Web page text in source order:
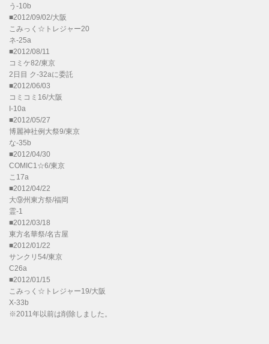
う-10b
■2012/09/02/大阪
こみっく☆トレジャー20
ネ-25a
■2012/08/11
コミケ82/東京
2日目 ク-32aに委託
■2012/06/03
コミコミ16/大阪
I-10a
■2012/05/27
博麗神社例大祭9/東京
な-35b
■2012/04/30
COMIC1☆6/東京
こ17a
■2012/04/22
大⑨州東方祭/福岡
霊-1
■2012/03/18
東方名華祭/名古屋
■2012/01/22
サンクリ54/東京
C26a
■2012/01/15
こみっく☆トレジャー19/大阪
X-33b
※2011年以前は削除しました。